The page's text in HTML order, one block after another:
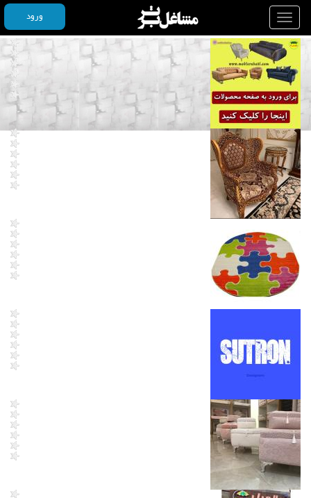
Toggle
navigation
ورود